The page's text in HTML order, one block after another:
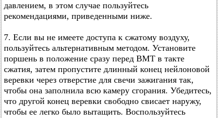
давлением, в этом случае пользуйтесь
рекомендациями, приведенными ниже.
7. Если вы не имеете доступа к сжатому воздуху,
пользуйтесь альтернативным методом. Установите
поршень в положение сразу перед ВМТ в такте
сжатия, затем пропустите длинный конец нейлоновой
веревки через отверстие для свечи зажигания так,
чтобы она заполнила всю камеру сгорания. Убедитесь,
что другой конец веревки свободно свисает наружу,
чтобы ее легко было вытащить. Воспользуйтесь